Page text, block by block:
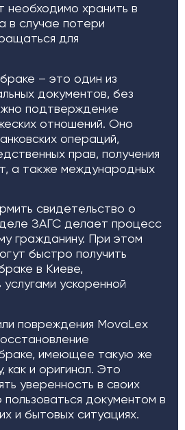
необходимо хранить в
в случае потери
для
– это один из
документов, без
подтверждение
отношений. Оно
операций,
прав, получения
а также международных
свидетельство о
ЗАГС делает процесс
гражданину. При этом
быстро получить
в Киеве,
ускоренной
повреждения MovaLex
имеющее такую же
как и оригинал. Это
уверенность в своих
пользоваться документом в
и бытовых ситуациях.